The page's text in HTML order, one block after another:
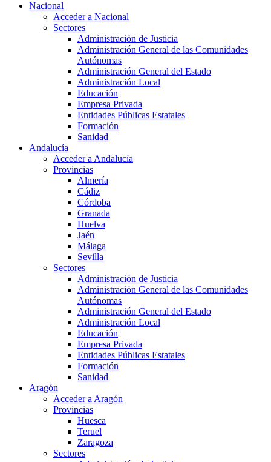
Nacional
Acceder a Nacional
Sectores
Administración de Justicia
Administración General de las Comunidades
Autónomas
Administración General del Estado
Administración Local
Educación
Empresa Privada
Entidades Públicas Estatales
Formación
Sanidad
Andalucía
Acceder a Andalucía
Provincias
Almería
Cádiz
Córdoba
Granada
Huelva
Jaén
Málaga
Sevilla
Sectores
Administración de Justicia
Administración General de las Comunidades
Autónomas
Administración General del Estado
Administración Local
Educación
Empresa Privada
Entidades Públicas Estatales
Formación
Sanidad
Aragón
Acceder a Aragón
Provincias
Huesca
Teruel
Zaragoza
Sectores